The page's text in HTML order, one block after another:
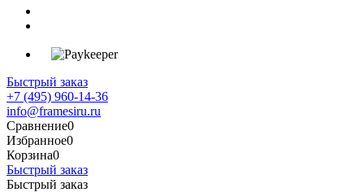
Быстрый заказ
+7 (495) 960-14-36
info@framesiru.ru
Сравнение0
Избранное0
Корзина0
Быстрый заказ
Быстрый заказ